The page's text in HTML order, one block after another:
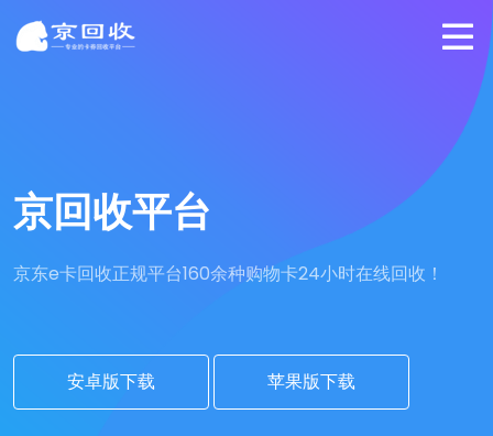
京回收平台
京东e卡回收正规平台160余种购物卡24小时在线回收！
安卓版下载 苹果版下载